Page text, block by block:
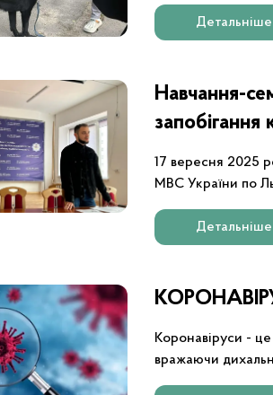
Детальніше
Навчання-
запобігання
17 вересня 2025
МВС України по
внутрішніх
самої установи.
Детальніше
Коронавіруси - це
вражаючи дихальну та